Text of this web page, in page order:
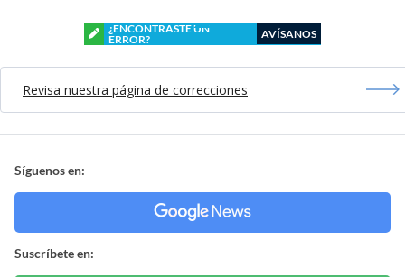
¿ENCONTRASTE UN
ERROR?
AVÍSANOS
Revisa nuestra página de correcciones
Síguenos en:
Suscríbete en: